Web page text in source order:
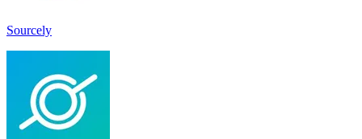
Sourcely